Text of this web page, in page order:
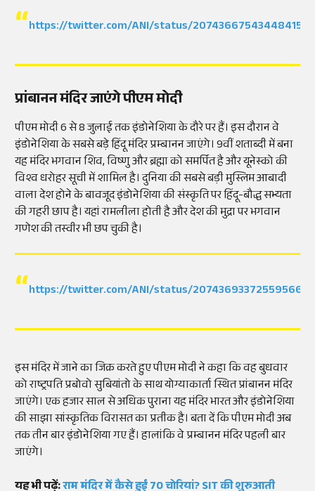
https://twitter.com/ANI/status/2074366754344841583
प्रांबानन मंदिर जाएंगे पीएम मोदी
पीएम मोदी 6 से 8 जुलाई तक इंडोनेशिया के दौरे पर हैं। इस दौरान वे
इंडोनेशिया के सबसे बड़े हिंदू मंदिर प्रम्बानन जाएंगे। 9वीं शताब्दी में बना
यह मंदिर भगवान शिव, विष्णु और ब्रह्मा को समर्पित है और यूनेस्को की
विश्व धरोहर सूची में शामिल है। दुनिया की सबसे बड़ी मुस्लिम आबादी
वाला देश होने के बावजूद इंडोनेशिया की संस्कृति पर हिंदू-बौद्ध सभ्यता
की गहरी छाप है। यहां रामलीला होती है और देश की मुद्रा पर भगवान
गणेश की तस्वीर भी छप चुकी है।
https://twitter.com/ANI/status/
इस मंदिर में जाने का जिक्र करते हुए पीएम मोदी ने कहा कि वह बुधवार
को राष्ट्रपति प्रबोवो सुबियांतो के साथ योग्याकार्ता स्थित प्रांबानन मंदिर
जाएंगे। एक हजार साल से अधिक पुराना यह मंदिर भारत और इंडोनेशिया
की साझा सांस्कृतिक विरासत का प्रतीक है। बता दें कि पीएम मोदी अब
तक तीन बार इंडोनेशिया गए हैं। हालांकि वे प्रम्बानन मंदिर पहली बार
जाएंगे।
यह भी पढ़ें:राम मंदिर में कैसे हुईं 70 चोरियां? SIT की शुरुआती